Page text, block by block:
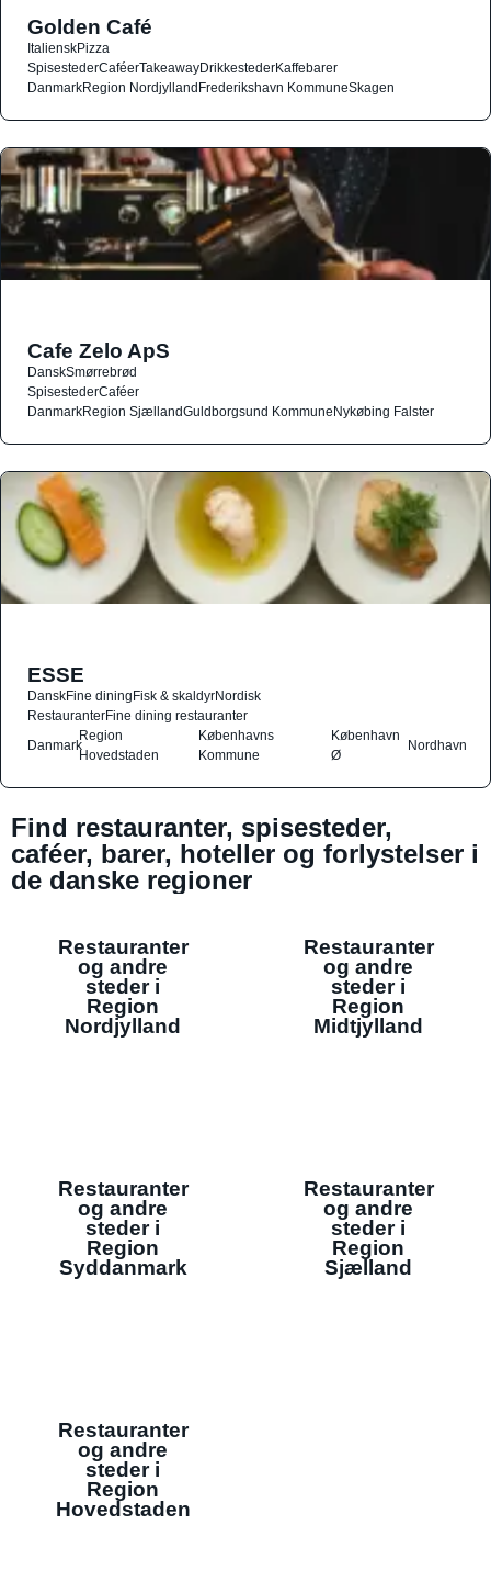
Golden Café
ItalienskPizza
SpisestederCaféerTakeawayDrikkestederKaffebarer
DanmarkRegion NordjyllandFrederikshavn KommuneSkagen
Cafe Zelo ApS
DanskSmørrebrød
SpisestederCaféer
DanmarkRegion SjællandGuldborgsund KommuneNykøbing Falster
ESSE
DanskFine diningFisk & skaldyrNordisk
RestauranterFine dining restauranter
Danmark
Region
Hovedstaden
Københavns
Kommune
København
Ø
Nordhavn
Find restauranter, spisesteder,
caféer, barer, hoteller og forlystelser i
de danske regioner
Restauranter
og andre
steder i
Region
Nordjylland
Restauranter
og andre
steder i
Region
Midtjylland
Restauranter
og andre
steder i
Region
Syddanmark
Restauranter
og andre
steder i
Region
Sjælland
Restauranter
og andre
steder i
Region
Hovedstaden